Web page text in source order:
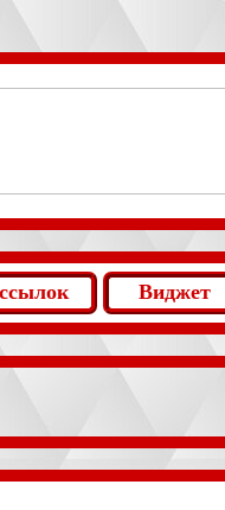
Виджет